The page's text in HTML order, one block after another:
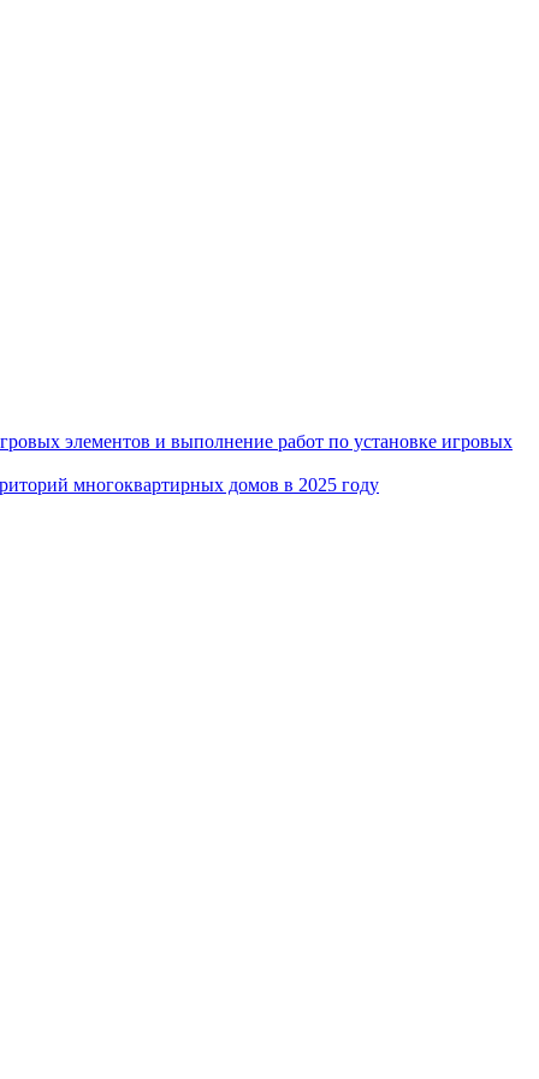
элементов и выполнение работ по установке игровых
многоквартирных домов в 2025 году